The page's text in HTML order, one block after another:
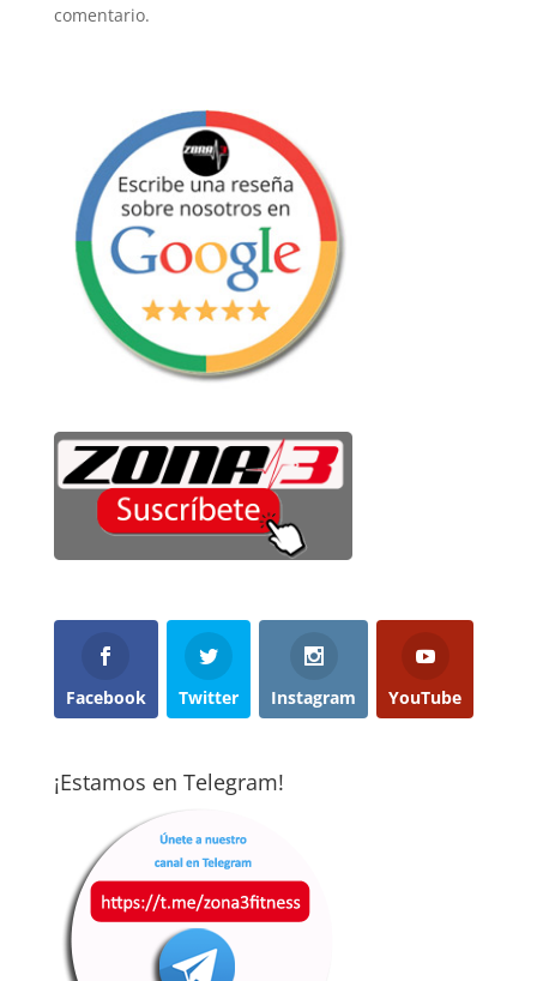
comentario.
Facebook Twitter Instagram YouTube
¡Estamos en Telegram!